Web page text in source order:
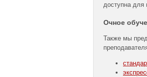
доступна для
Очное
Также мы